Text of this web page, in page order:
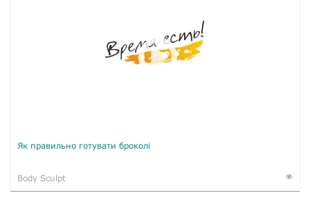
Як правильно готувати броколі
Body Sculpt